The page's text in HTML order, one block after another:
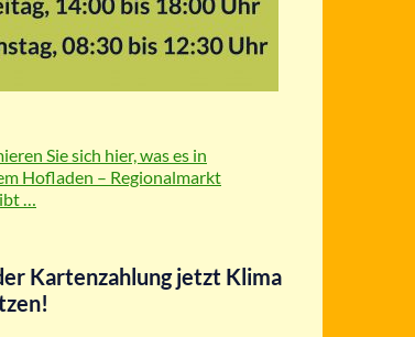
Sie sich hier, was es in
Hofladen – Regionalmarkt
…
Kartenzahlung jetzt Klima